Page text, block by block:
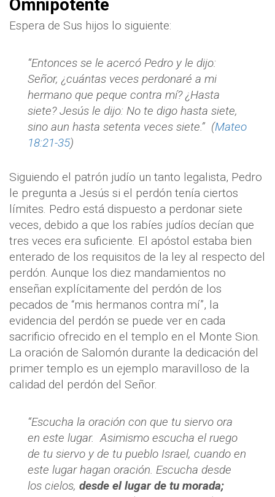
Omnipotente
Espera de Sus hijos lo siguiente:
“Entonces se le acercó Pedro y le dijo:
Señor, ¿cuántas veces perdonaré a mi
hermano que peque contra mí? ¿Hasta
siete? Jesús le dijo: No te digo hasta siete,
sino aun hasta setenta veces siete.” (Mateo
18:21-35)
Siguiendo el patrón judío un tanto legalista, Pedro
le pregunta a Jesús si el perdón tenía ciertos
límites. Pedro está dispuesto a perdonar siete
veces, debido a que los rabíes judíos decían que
tres veces era suficiente. El apóstol estaba bien
enterado de los requisitos de la ley al respecto del
perdón. Aunque los diez mandamientos no
enseñan explícitamente del perdón de los
pecados de “mis hermanos contra mí”, la
evidencia del perdón se puede ver en cada
sacrificio ofrecido en el templo en el Monte Sion.
La oración de Salomón durante la dedicación del
primer templo es un ejemplo maravilloso de la
calidad del perdón del Señor.
“Escucha la oración con que tu siervo ora
en este lugar. Asimismo escucha el ruego
de tu siervo y de tu pueblo Israel, cuando en
este lugar hagan oración. Escucha desde
los cielos, desde el lugar de tu morada;